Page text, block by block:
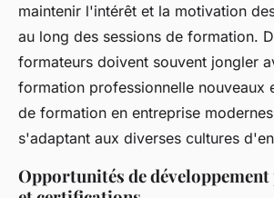
maintenir l'intérêt et la motivation
au long des sessions de formation.
formateurs doivent souvent jongler
formation professionnelle nouveaux
de formation en entreprise
s'adaptant aux diverses cultures
Opportunités de